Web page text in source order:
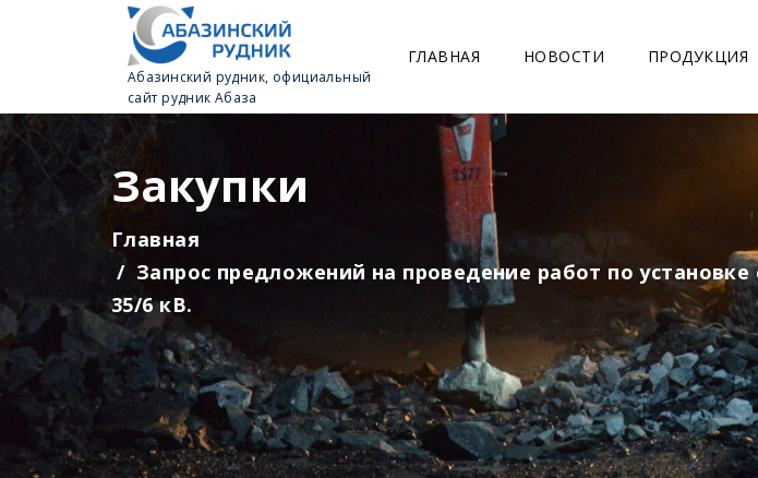
Абазинский рудник, официальный
сайт рудник Абаза
ГЛАВНАЯ НОВОСТИ ПРОДУКЦИЯ
Закупки
Главная
Запрос предложений на проведение работ по
35/6 кВ.